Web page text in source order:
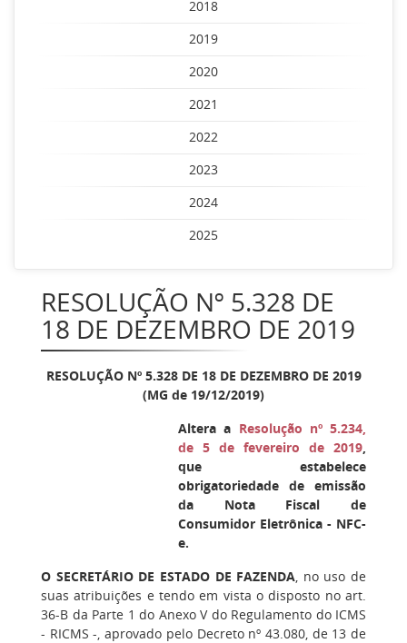
2018
2019
2020
2021
2022
2023
2024
2025
RESOLUÇÃO Nº 5.328 DE
18 DE DEZEMBRO DE 2019
RESOLUÇÃO Nº 5.328 DE 18 DE DEZEMBRO DE 2019
(MG de 19/12/2019)
Altera a Resolução nº 5.234,
de 5 de fevereiro de 2019,
que estabelece
obrigatoriedade de emissão
da Nota Fiscal de
Consumidor Eletrônica - NFC-
e.
O SECRETÁRIO DE ESTADO DE FAZENDA, no uso de
suas atribuições e tendo em vista o disposto no art.
36-B da Parte 1 do Anexo V do Regulamento do ICMS
- RICMS -, aprovado pelo Decreto nº 43.080, de 13 de